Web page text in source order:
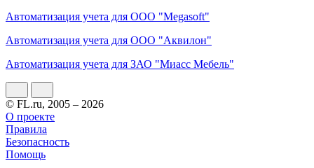
Автоматизация учета для ООО "Megasoft"
Автоматизация учета для ООО "Аквилон"
Автоматизация учета для ЗАО "Миасс Мебель"
© FL.ru, 2005 – 2026
О проекте
Правила
Безопасность
Помощь